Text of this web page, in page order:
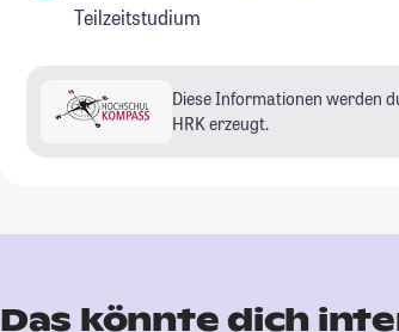
Teilzeitstudium
Diese Informationen werden
HRK erzeugt.
Das könnte dich